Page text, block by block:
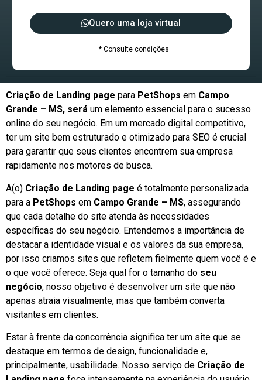
Quero uma loja virtual
* Consulte condições
Criação de Landing page para PetShops em Campo
Grande – MS, será um elemento essencial para o sucesso
online do seu negócio. Em um mercado digital competitivo,
ter um site bem estruturado e otimizado para SEO é crucial
para garantir que seus clientes encontrem sua empresa
rapidamente nos motores de busca.
A(o) Criação de Landing page é totalmente personalizada
para a PetShops em Campo Grande – MS, assegurando
que cada detalhe do site atenda às necessidades
específicas do seu negócio. Entendemos a importância de
destacar a identidade visual e os valores da sua empresa,
por isso criamos sites que refletem fielmente quem você é e
o que você oferece. Seja qual for o tamanho do seu
negócio, nosso objetivo é desenvolver um site que não
apenas atraia visualmente, mas que também converta
visitantes em clientes.
Estar à frente da concorrência significa ter um site que se
destaque em termos de design, funcionalidade e,
principalmente, usabilidade. Nosso serviço de Criação de